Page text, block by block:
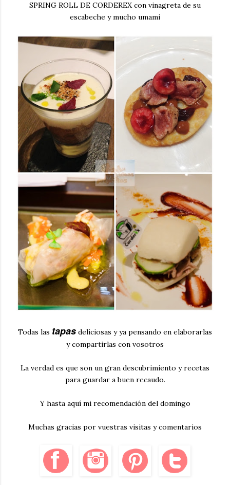
SPRING ROLL DE CORDEREX con vinagreta de su
escabeche y mucho umami
Todas las tapas deliciosas y ya pensando en elaborarlas
y compartirlas con vosotros
La verdad es que son un gran descubrimiento y recetas
para guardar a buen recaudo.
Y hasta aquí mi recomendación del domingo
Muchas gracias por vuestras visitas y comentarios